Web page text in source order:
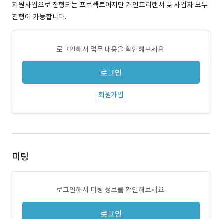
지원사업으로 진행되는 프로젝트이지만 개인프리랜서 및 사업자 모두
진행이 가능합니다.
로그인해서 업무 내용을 확인해보세요.
로그인
회원가입
미팅
로그인해서 미팅 정보를 확인해보세요.
로그인